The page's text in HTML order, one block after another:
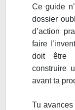
Ce guide
dossier
d’action
faire
doit être
construire
avant ta
Tu